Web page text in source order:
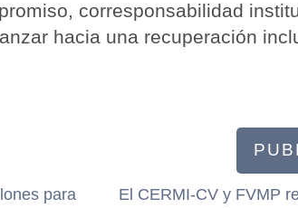
corresponsabilidad
hacia una recuperación
para
El CERMI-CV y FVMP